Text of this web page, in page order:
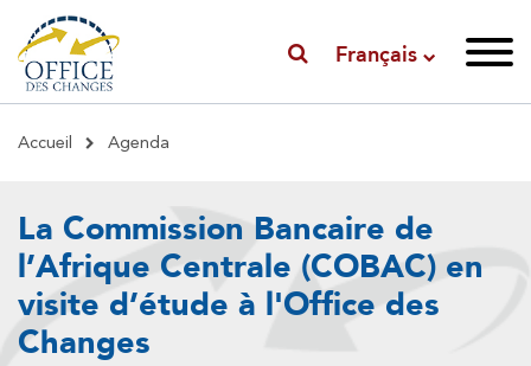
Français
Fil
Accueil Agenda
La Commission Bancaire de
l’Afrique Centrale (COBAC) en
visite d’étude à l'Office des
Changes